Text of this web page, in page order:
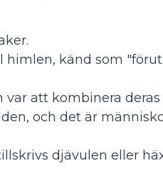
känd som
att kombinera
och det är
djävulen eller